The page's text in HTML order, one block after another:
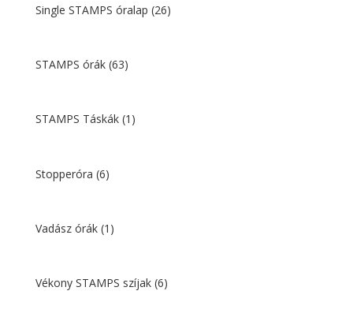
Single STAMPS óralap (26)
STAMPS órák (63)
STAMPS Táskák (1)
Stopperóra (6)
Vadász órák (1)
Vékony STAMPS szíjak (6)